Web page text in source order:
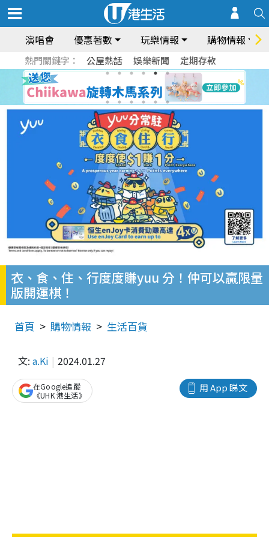
演唱會 優惠著數 玩樂情報 購物情報
熱門關鍵字： 公屋熱話 娛樂新聞 定期存款
衣、食、住、行度度賺yuu 分！仲可以贏限量
版開運棋！
首頁 購物情報 生活百貨
文: a.Ki 2024.01.27
用 App 睇文
在Google追蹤
《UHK 港生活》